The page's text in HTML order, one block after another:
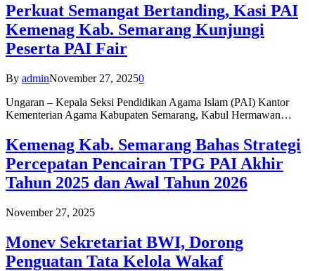
Perkuat Semangat Bertanding, Kasi PAI
Kemenag Kab. Semarang Kunjungi
Peserta PAI Fair
By adminNovember 27, 20250
Ungaran – Kepala Seksi Pendidikan Agama Islam (PAI) Kantor
Kementerian Agama Kabupaten Semarang, Kabul Hermawan…
Kemenag Kab. Semarang Bahas Strategi
Percepatan Pencairan TPG PAI Akhir
Tahun 2025 dan Awal Tahun 2026
November 27, 2025
Monev Sekretariat BWI, Dorong
Penguatan Tata Kelola Wakaf